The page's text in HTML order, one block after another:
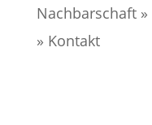
Nachbarschaft»
» Kontakt